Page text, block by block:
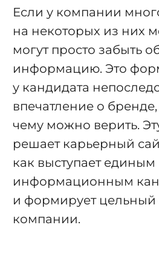
Если у компании
на некоторых из них
могут просто забыть
информацию. Это
у кандидата
впечатление о
чему можно верить.
решает карьерный
как выступает единым
информационным
и формирует цельный
компании.